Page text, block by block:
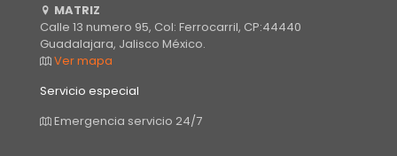
MATRIZ
Calle 13 numero 95, Col: Ferrocarril, CP:44440
Guadalajara, Jalisco México.
Ver mapa
Servicio especial
Emergencia servicio 24/7